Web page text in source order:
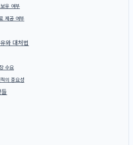
유 여부
제공 여부
와 대처법
수요
의 중요성